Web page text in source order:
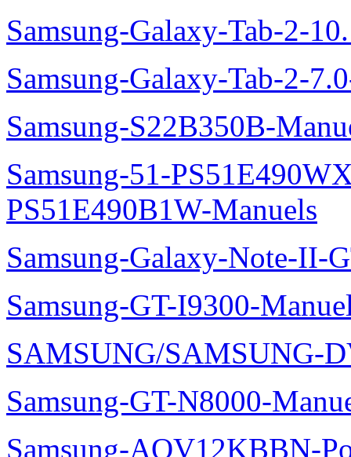
Samsung-Galaxy-Tab-2-
Samsung-Galaxy-Tab-2-
Samsung-S22B350B-
Samsung-51-
PS51E490B1W-Manuels
Samsung-Galaxy-Note-II-
Samsung-GT-I9300-
SAMSUNG/SAMSUNG-
Samsung-GT-N8000-
Samsung-AQV12KBBN-